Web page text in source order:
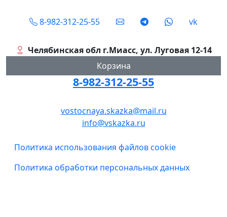
Social
8-982-312-25-55 vk
Челябинская обл г.Миасс, ул. Луговая 12-14
Корзина
8-982-312-25-55
vostocnaya.skazka@mail.ru
info@vskazka.ru
Подвал
Политика использования файлов cookie
Политика обработки персональных данных